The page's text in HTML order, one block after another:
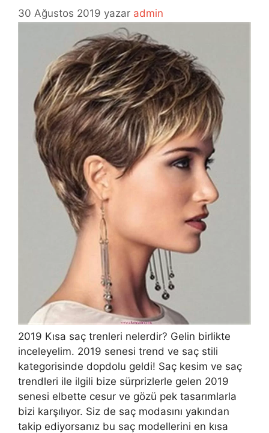
30 Ağustos 2019 yazar admin
2019 Kısa saç trenleri nelerdir? Gelin birlikte
inceleyelim. 2019 senesi trend ve saç stili
kategorisinde dopdolu geldi! Saç kesim ve saç
trendleri ile ilgili bize sürprizlerle gelen 2019
senesi elbette cesur ve gözü pek tasarımlarla
bizi karşılıyor. Siz de saç modasını yakından
takip ediyorsanız bu saç modellerini en kısa